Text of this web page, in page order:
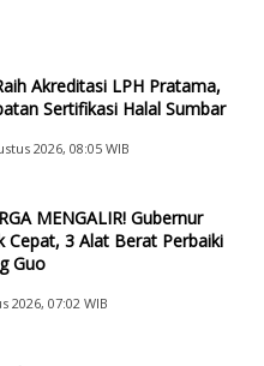
Akreditasi LPH Pratama,
Sertifikasi Halal Sumbar
2026, 08:05 WIB
MENGALIR! Gubernur
Cepat, 3 Alat Berat Perbaiki
Guo
2026, 07:02 WIB